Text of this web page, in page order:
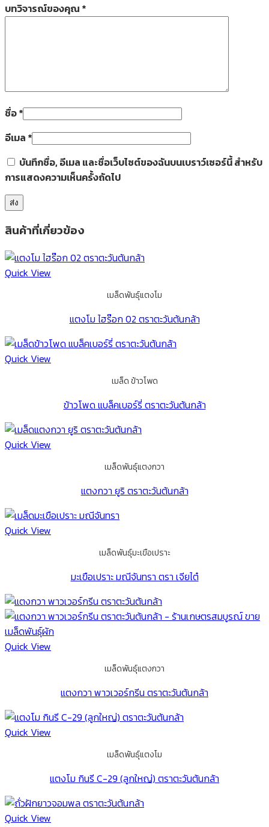
บทวิจารณ์ของคุณ *
ชื่อ*
อีเมล *
บันทึกชื่อ, อีเมล และชื่อเว็บไซต์ของฉันบนเบราว์เซอร์นี้ สำหรับ
การแสดงความเห็นครั้งถัดไป
สินค้าที่เกี่ยวข้อง
Quick View
เมล็ดพันธุ์แตงโม
แตงโม ไฮร๊อก 02 ตราตะวันต้นกล้า
Quick View
เมล็ด ข้าวโพด
ข้าวโพด แบล็คเบอร์รี่ ตราตะวันต้นกล้า
Quick View
เมล็ดพันธุ์แตงกวา
แตงกวา ยูริ ตราตะวันต้นกล้า
Quick View
เมล็ดพันธุ์มะเขือเปราะ
มะเขือเปราะ มณีจันทรา ตรา เจียไต๋
Quick View
เมล็ดพันธุ์แตงกวา
แตงกวา พาวเวอร์กรีน ตราตะวันต้นกล้า
Quick View
เมล็ดพันธุ์แตงโม
แตงโม กินรี C-29 (ลูกใหญ่) ตราตะวันต้นกล้า
Quick View